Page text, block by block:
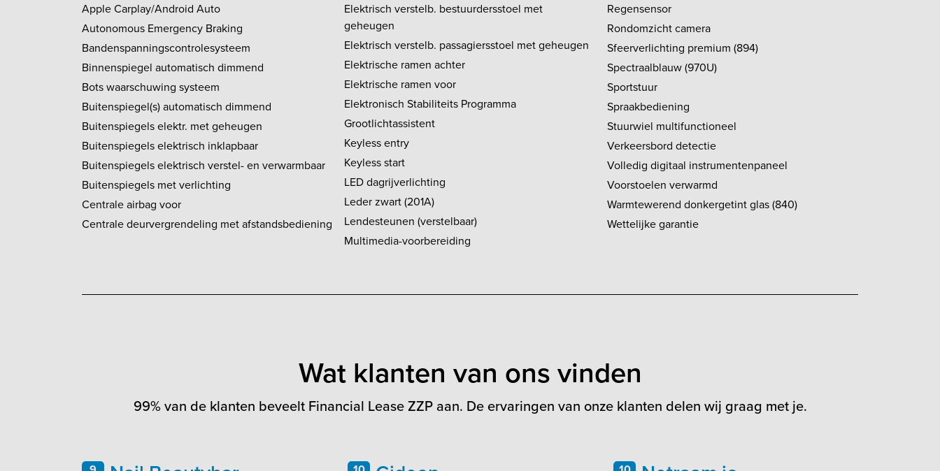
Apple Carplay/Android Auto
Autonomous Emergency Braking
Bandenspanningscontrolesysteem
Binnenspiegel automatisch dimmend
Bots waarschuwing systeem
Buitenspiegel(s) automatisch dimmend
Buitenspiegels elektr. met geheugen
Buitenspiegels elektrisch inklapbaar
Buitenspiegels elektrisch verstel- en verwarmbaar
Buitenspiegels met verlichting
Centrale airbag voor
Centrale deurvergrendeling met afstandsbediening
Elektrisch verstelb. bestuurdersstoel met
geheugen
Elektrisch verstelb. passagiersstoel met geheugen
Elektrische ramen achter
Elektrische ramen voor
Elektronisch Stabiliteits Programma
Grootlichtassistent
Keyless entry
Keyless start
LED dagrijverlichting
Leder zwart (201A)
Lendesteunen (verstelbaar)
Multimedia-voorbereiding
Regensensor
Rondomzicht camera
Sfeerverlichting premium (894)
Spectraalblauw (970U)
Sportstuur
Spraakbediening
Stuurwiel multifunctioneel
Verkeersbord detectie
Volledig digitaal instrumentenpaneel
Voorstoelen verwarmd
Warmtewerend donkergetint glas (840)
Wettelijke garantie
Wat klanten van ons vinden
99% van de klanten beveelt Financial Lease ZZP aan. De ervaringen van onze klanten delen wij graag met je.